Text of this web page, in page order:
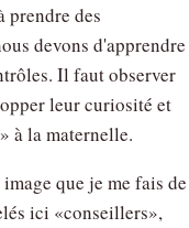
prendre des
devons d'apprendre
Il faut observer
leur curiosité et
à la maternelle.
que je me fais de
ici
conseillers ,